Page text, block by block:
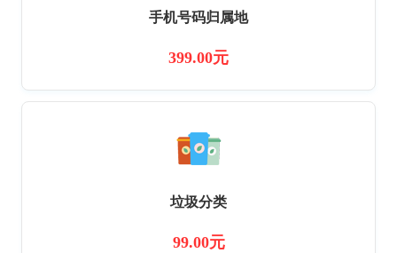
手机号码归属地
399.00元
垃圾分类
99.00元